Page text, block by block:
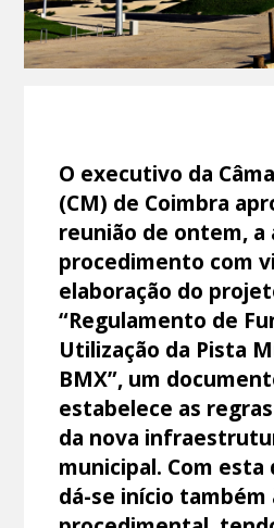
O executivo da
(CM) de Coimbra
reunião de ontem,
procedimento com
elaboração do
“Regulamento de
Utilização da Pista
BMX”, um
estabelece as
da nova
municipal. Com esta
dá-se início também